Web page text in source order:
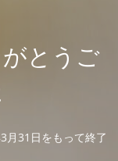
とうご
月31日をもって終了